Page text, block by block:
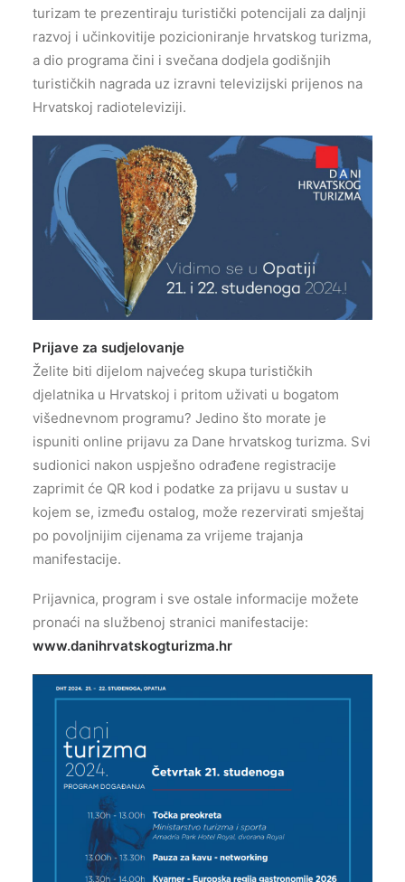
turizam te prezentiraju turistički potencijali za daljnji
razvoj i učinkovitije pozicioniranje hrvatskog turizma,
a dio programa čini i svečana dodjela godišnjih
turističkih nagrada uz izravni televizijski prijenos na
Hrvatskoj radioteleviziji.
Prijave za sudjelovanje
Želite biti dijelom najvećeg skupa turističkih
djelatnika u Hrvatskoj i pritom uživati u bogatom
višednevnom programu? Jedino što morate je
ispuniti online prijavu za Dane hrvatskog turizma. Svi
sudionici nakon uspješno odrađene registracije
zaprimit će QR kod i podatke za prijavu u sustav u
kojem se, između ostalog, može rezervirati smještaj
po povoljnijim cijenama za vrijeme trajanja
manifestacije.
Prijavnica, program i sve ostale informacije možete
pronaći na službenoj stranici manifestacije:
www.danihrvatskogturizma.hr